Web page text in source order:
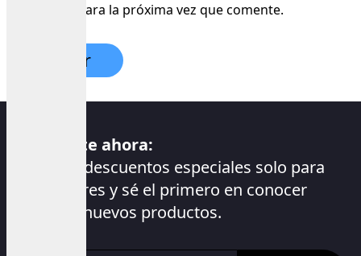
navegador para la próxima vez que comente.
Suscríbete ahora:
Accede a descuentos especiales solo para
suscriptores y sé el primero en conocer
nuestros nuevos productos.